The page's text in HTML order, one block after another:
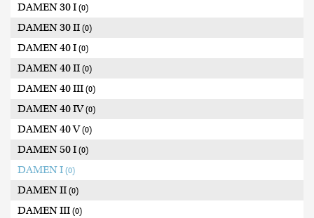
DAMEN 30 I (0)
DAMEN 30 II (0)
DAMEN 40 I (0)
DAMEN 40 II (0)
DAMEN 40 III (0)
DAMEN 40 IV(0)
DAMEN 40 V(0)
DAMEN 50 I (0)
DAMEN I (0)
DAMEN II (0)
DAMEN III (0)